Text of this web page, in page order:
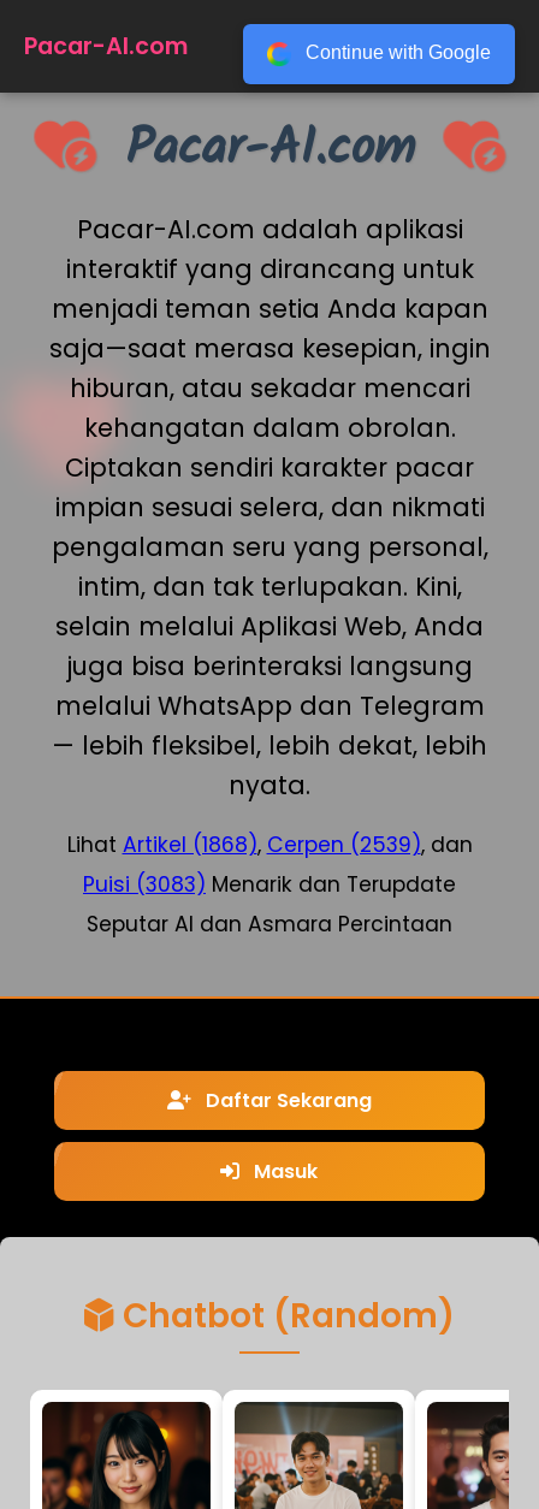
Pacar-AI.com ☰
Pacar-AI.com
Pacar-AI.com adalah aplikasi
interaktif yang dirancang untuk
menjadi teman setia Anda kapan
saja—saat merasa kesepian, ingin
hiburan, atau sekadar mencari
kehangatan dalam obrolan.
Ciptakan sendiri karakter pacar
impian sesuai selera, dan nikmati
pengalaman seru yang personal,
intim, dan tak terlupakan. Kini,
selain melalui Aplikasi Web, Anda
juga bisa berinteraksi langsung
melalui WhatsApp dan Telegram
— lebih fleksibel, lebih dekat, lebih
nyata.
Lihat Artikel (1868), Cerpen (2539), dan
Puisi (3083) Menarik dan Terupdate
Seputar AI dan Asmara Percintaan
Daftar Sekarang
Masuk
Chatbot (Random)
Continue with Google